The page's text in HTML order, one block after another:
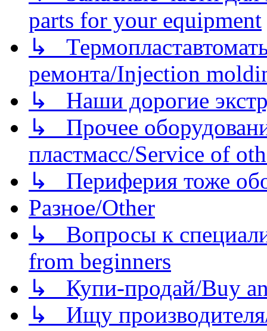
parts for your equipment
↳
ремонта/Injection
↳ Наши дорогие
↳ Прочее
пластмасс/Service of
↳ Периферия тоже
Разное/Other
↳ Вопросы к
from beginners
↳ Купи-продай/Buy
↳ Ищу